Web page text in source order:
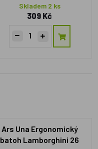
Skladem 2 ks
309 Kč
Ars Una Ergonomický
batoh Lamborghini 26